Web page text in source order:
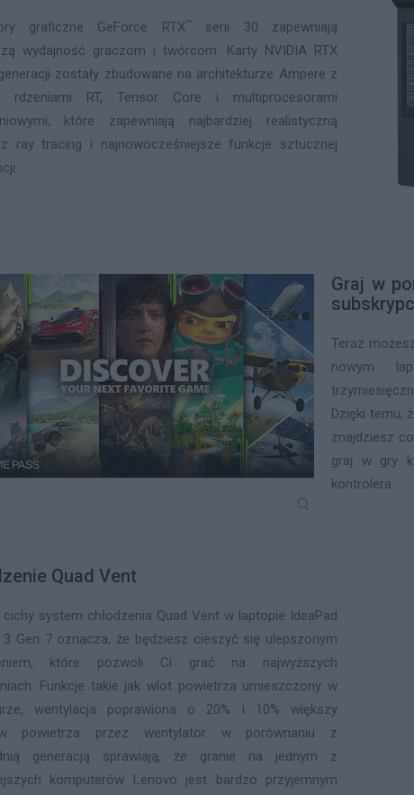
graficzne GeForce RTX™serii 30 zapewniają
wydajność graczom i twórcom. Karty NVIDIA RTX
zostały zbudowane na architekturze Ampere z
rdzeniami RT, Tensor Core i multiprocesorami
które zapewniają najbardziej realistyczną
ray tracing i najnowocześniejsze funkcje sztucznej
Graj w
Teraz
nowym
Dzięki temu,
znajdziesz
graj w gry
kontrolera.
Quad Vent
cichy system chłodzenia Quad Vent w laptopie IdeaPad
3 Gen 7 oznacza, że będziesz cieszyć się ulepszonym
które pozwoli Ci grać na najwyższych
Funkcje takie jak wlot powietrza umieszczony w
wentylacja poprawiona o 20% i 10% większy
powietrza przez wentylator w porównaniu z
generacją sprawiają, że granie na jednym z
komputerów Lenovo jest bardzo przyjemnym